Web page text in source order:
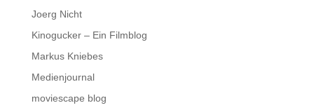
Joerg Nicht
Kinogucker – Ein Filmblog
Markus Kniebes
Medienjournal
moviescape blog